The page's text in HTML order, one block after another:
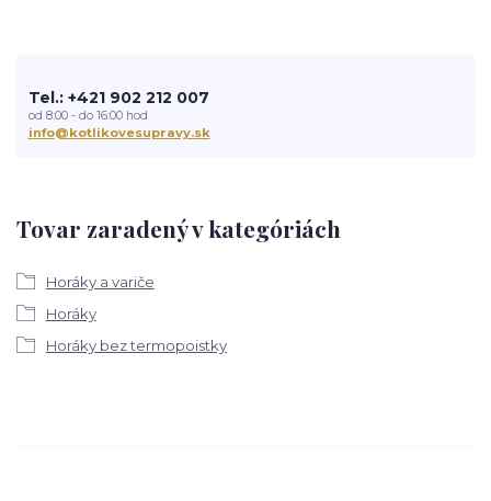
Tovar zaradený v kategóriách
Horáky a variče
Horáky
Horáky bez termopoistky
Tel.: +421 902 212 007
od 8:00 - do 16:00 hod
info@kotlikovesupravy.sk